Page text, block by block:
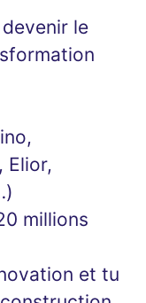
le
Elior,
millions
et tu